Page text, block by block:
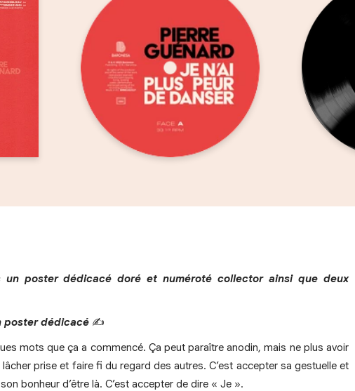
un poster dédicacé doré et numéroté collector ainsi que deux
poster dédicacé ✍️
mots que ça a commencé. Ça peut paraître anodin, mais ne plus avoir
prise et faire fi du regard des autres. C’est accepter sa gestuelle et
bonheur d’être là. C’est accepter de dire « Je ».